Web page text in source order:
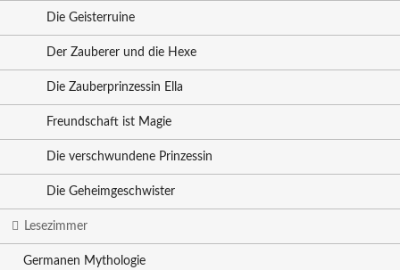
Die Geisterruine
Der Zauberer und die Hexe
Die Zauberprinzessin Ella
Freundschaft ist Magie
Die verschwundene Prinzessin
Die Geheimgeschwister
Lesezimmer
Germanen Mythologie